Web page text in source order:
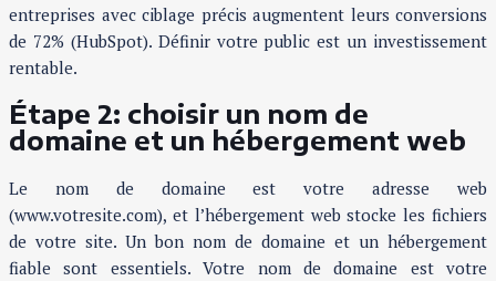
entreprises avec ciblage précis augmentent leurs conversions
de 72% (HubSpot). Définir votre public est un investissement
rentable.
Étape 2: choisir un nom de
domaine et un hébergement web
Le nom de domaine est votre adresse web
(www.votresite.com), et l’hébergement web stocke les fichiers
de votre site. Un bon nom de domaine et un hébergement
fiable sont essentiels. Votre nom de domaine est votre